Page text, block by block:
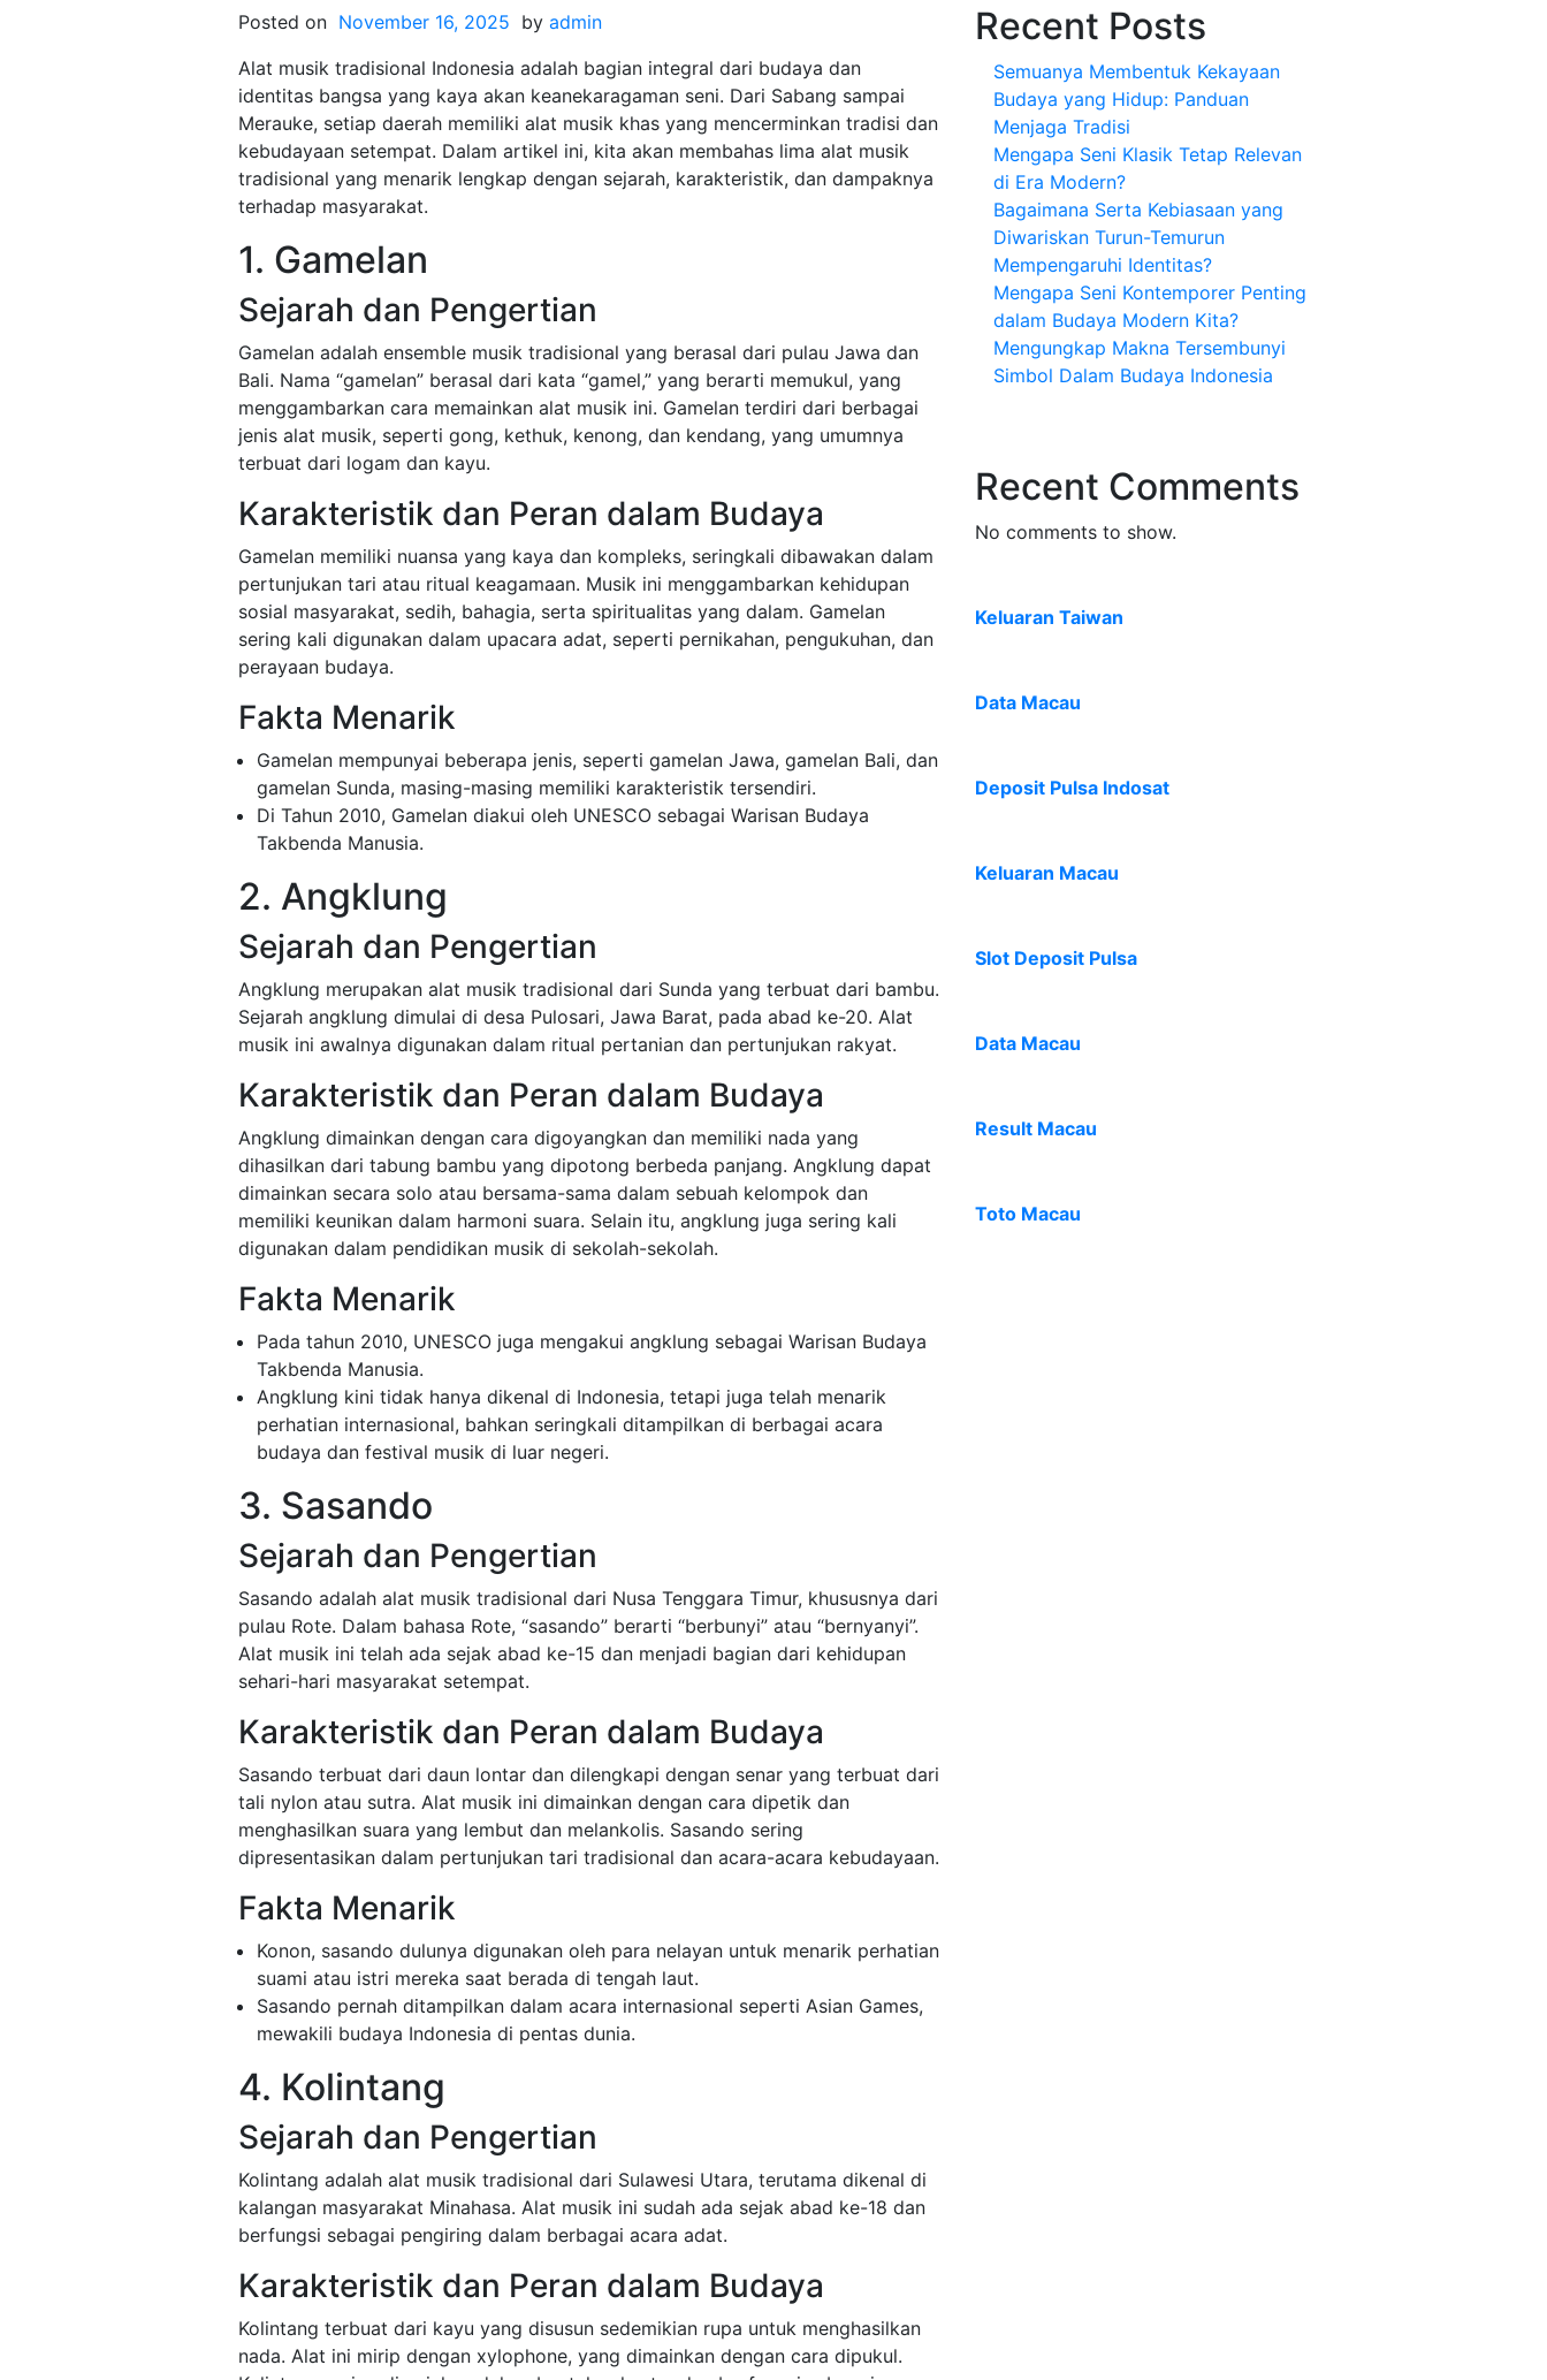
Posted on November 16, 2025 by admin
Alat musik tradisional Indonesia adalah bagian integral dari budaya dan
identitas bangsa yang kaya akan keanekaragaman seni. Dari Sabang sampai
Merauke, setiap daerah memiliki alat musik khas yang mencerminkan tradisi dan
kebudayaan setempat. Dalam artikel ini, kita akan membahas lima alat musik
tradisional yang menarik lengkap dengan sejarah, karakteristik, dan dampaknya
terhadap masyarakat.
1. Gamelan
Sejarah dan Pengertian
Gamelan adalah ensemble musik tradisional yang berasal dari pulau Jawa dan
Bali. Nama “gamelan” berasal dari kata “gamel,” yang berarti memukul, yang
menggambarkan cara memainkan alat musik ini. Gamelan terdiri dari berbagai
jenis alat musik, seperti gong, kethuk, kenong, dan kendang, yang umumnya
terbuat dari logam dan kayu.
Karakteristik dan Peran dalam Budaya
Gamelan memiliki nuansa yang kaya dan kompleks, seringkali dibawakan dalam
pertunjukan tari atau ritual keagamaan. Musik ini menggambarkan kehidupan
sosial masyarakat, sedih, bahagia, serta spiritualitas yang dalam. Gamelan
sering kali digunakan dalam upacara adat, seperti pernikahan, pengukuhan, dan
perayaan budaya.
Fakta Menarik
Gamelan mempunyai beberapa jenis, seperti gamelan Jawa, gamelan Bali, dan
gamelan Sunda, masing-masing memiliki karakteristik tersendiri.
Di Tahun 2010, Gamelan diakui oleh UNESCO sebagai Warisan Budaya
Takbenda Manusia.
2. Angklung
Sejarah dan Pengertian
Angklung merupakan alat musik tradisional dari Sunda yang terbuat dari bambu.
Sejarah angklung dimulai di desa Pulosari, Jawa Barat, pada abad ke-20. Alat
musik ini awalnya digunakan dalam ritual pertanian dan pertunjukan rakyat.
Karakteristik dan Peran dalam Budaya
Angklung dimainkan dengan cara digoyangkan dan memiliki nada yang
dihasilkan dari tabung bambu yang dipotong berbeda panjang. Angklung dapat
dimainkan secara solo atau bersama-sama dalam sebuah kelompok dan
memiliki keunikan dalam harmoni suara. Selain itu, angklung juga sering kali
digunakan dalam pendidikan musik di sekolah-sekolah.
Fakta Menarik
Pada tahun 2010, UNESCO juga mengakui angklung sebagai Warisan Budaya
Takbenda Manusia.
Angklung kini tidak hanya dikenal di Indonesia, tetapi juga telah menarik
perhatian internasional, bahkan seringkali ditampilkan di berbagai acara
budaya dan festival musik di luar negeri.
3. Sasando
Sejarah dan Pengertian
Sasando adalah alat musik tradisional dari Nusa Tenggara Timur, khususnya dari
pulau Rote. Dalam bahasa Rote, “sasando” berarti “berbunyi” atau “bernyanyi”.
Alat musik ini telah ada sejak abad ke-15 dan menjadi bagian dari kehidupan
sehari-hari masyarakat setempat.
Karakteristik dan Peran dalam Budaya
Sasando terbuat dari daun lontar dan dilengkapi dengan senar yang terbuat dari
tali nylon atau sutra. Alat musik ini dimainkan dengan cara dipetik dan
menghasilkan suara yang lembut dan melankolis. Sasando sering
dipresentasikan dalam pertunjukan tari tradisional dan acara-acara kebudayaan.
Fakta Menarik
Konon, sasando dulunya digunakan oleh para nelayan untuk menarik perhatian
suami atau istri mereka saat berada di tengah laut.
Sasando pernah ditampilkan dalam acara internasional seperti Asian Games,
mewakili budaya Indonesia di pentas dunia.
4. Kolintang
Sejarah dan Pengertian
Kolintang adalah alat musik tradisional dari Sulawesi Utara, terutama dikenal di
kalangan masyarakat Minahasa. Alat musik ini sudah ada sejak abad ke-18 dan
berfungsi sebagai pengiring dalam berbagai acara adat.
Karakteristik dan Peran dalam Budaya
Kolintang terbuat dari kayu yang disusun sedemikian rupa untuk menghasilkan
nada. Alat ini mirip dengan xylophone, yang dimainkan dengan cara dipukul.
Recent Posts
Semuanya Membentuk Kekayaan
Budaya yang Hidup: Panduan
Menjaga Tradisi
Mengapa Seni Klasik Tetap Relevan
di Era Modern?
Bagaimana Serta Kebiasaan yang
Diwariskan Turun-Temurun
Mempengaruhi Identitas?
Mengapa Seni Kontemporer Penting
dalam Budaya Modern Kita?
Mengungkap Makna Tersembunyi
Simbol Dalam Budaya Indonesia
Recent Comments
No comments to show.
Keluaran Taiwan
Data Macau
Deposit Pulsa Indosat
Keluaran Macau
Slot Deposit Pulsa
Data Macau
Result Macau
Toto Macau